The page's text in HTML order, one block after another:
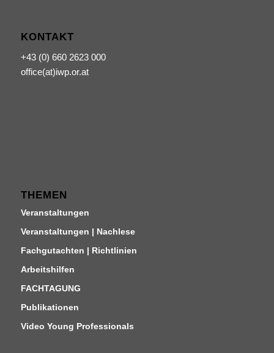
KONTAKT
+43 (0) 660 2623 000
office(at)iwp.or.at
THEMEN
Veranstaltungen
Veranstaltungen | Nachlese
Fachgutachten | Richtlinien
Arbeitshilfen
FACHTAGUNG
Publikationen
Video Young Professionals